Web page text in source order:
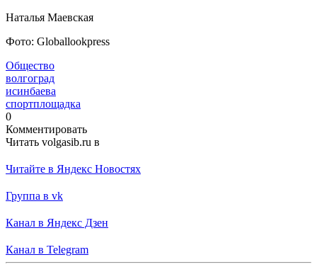
Наталья Маевская
Фото: Globallookpress
Общество
волгоград
исинбаева
спортплощадка
0
Комментировать
Читать volgasib.ru в
Читайте в Яндекс Новостях
Группа в vk
Канал в Яндекс Дзен
Канал в Telegram